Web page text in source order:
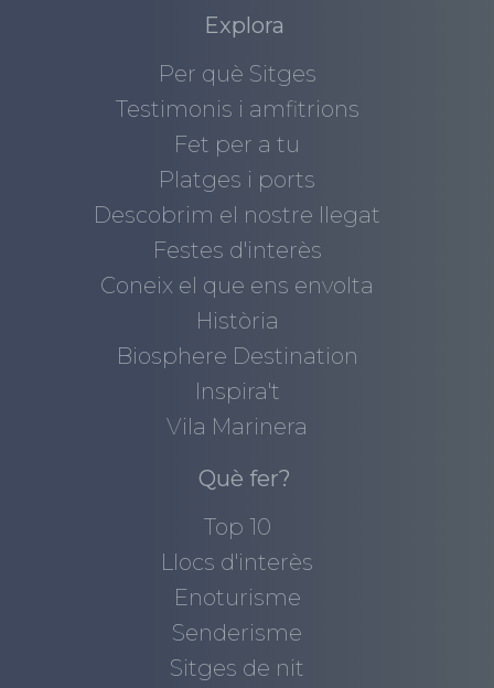
Explora
Per què Sitges
Testimonis i amfitrions
Fet per a tu
Platges i ports
Descobrim el nostre llegat
Festes d'interès
Coneix el que ens envolta
Història
Biosphere Destination
Inspira't
Vila Marinera
Què fer?
Top 10
Llocs d'interès
Enoturisme
Senderisme
Sitges de nit